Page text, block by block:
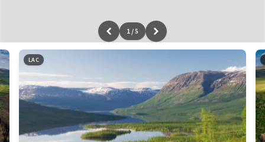
Leaflet|données ©OpenStreetMap/ODbL - renduOSM France
1 /5
LAC